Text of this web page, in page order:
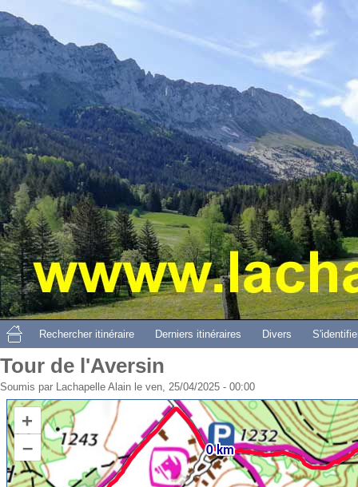
Aller
Tour de l'Aversin
Soumis par Lachapelle Alain le ven, 25/04/2025 - 00:00
Rechercher itinéraire Derniers itinéraires Divers